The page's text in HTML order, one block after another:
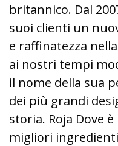
britannico. Dal
suoi clienti un
e raffinatezza
ai nostri tempi
il nome della sua
dei più grandi
storia. Roja Dove
migliori